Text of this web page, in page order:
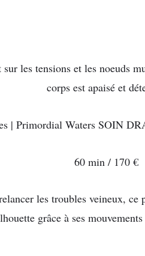
les tensions et les noeuds
corps est apaisé et
| Primordial Waters SOIN
60 min / 170 €
les troubles veineux, ce
grâce à ses